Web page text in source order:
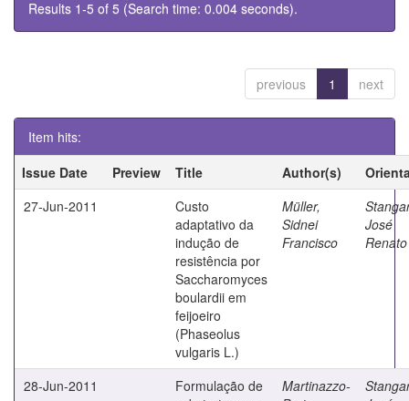
Results 1-5 of 5 (Search time: 0.004 seconds).
previous 1 next
Item hits:
Issue Date
Preview Title Author(s)
27-Jun-2011
Custo
adaptativo da
indução de
resistência por
Saccharomyces
boulardii em
feijoeiro
(Phaseolus
vulgaris L.)
Müller,
Sidnei
Francisco
José
Renato
28-Jun-2011
Formulação de
Martinazzo-